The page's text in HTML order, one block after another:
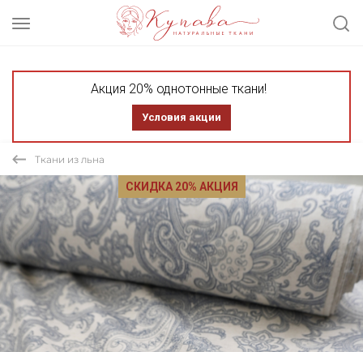
Акция 20% однотонные ткани!
Условия акции
Ткани из льна
СКИДКА 20% АКЦИЯ